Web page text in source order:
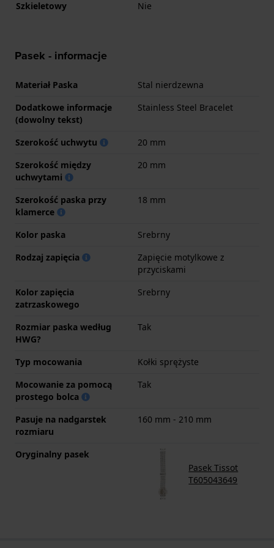
Szkieletowy
Nie
Pasek - informacje
Materiał Paska
Stal nierdzewna
Dodatkowe informacje
(dowolny tekst)
Stainless Steel Bracelet
Szerokość uchwytu
20 mm
Szerokość między
uchwytami
20 mm
Szerokość paska przy
klamerce
18 mm
Kolor paska
Srebrny
Rodzaj zapięcia
Zapięcie motylkowe z
przyciskami
Kolor zapięcia
zatrzaskowego
Srebrny
Rozmiar paska według
HWG?
Tak
Typ mocowania
Kołki sprężyste
Mocowanie za pomocą
prostego bolca
Tak
Pasuje na nadgarstek
rozmiaru
160 mm - 210 mm
Oryginalny pasek
Pasek Tissot
T605043649